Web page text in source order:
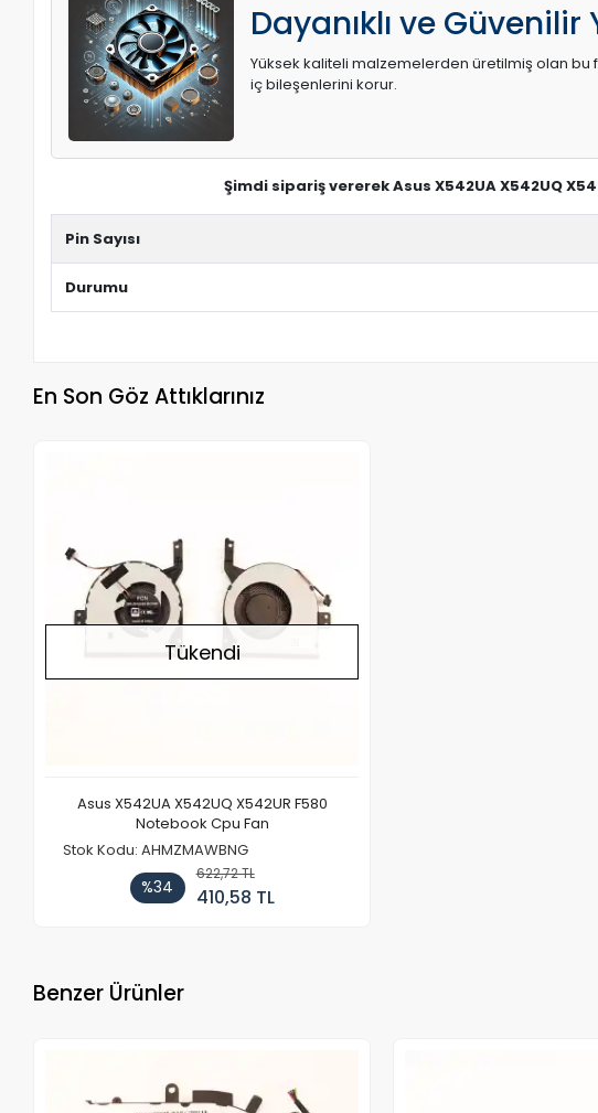
Dayanıklı ve Güvenilir
Yüksek kaliteli malzemelerden üretilmiş olan bu
iç bileşenlerini korur.
Şimdi sipariş vererek Asus X542UA X542UQ
Pin Sayısı
Durumu
En Son Göz Attıklarınız
Tükendi
Asus X542UA X542UQ X542UR F580
Notebook Cpu Fan
Stok Kodu: AHMZMAWBNG
%34
622,72 TL
410,58 TL
Benzer Ürünler